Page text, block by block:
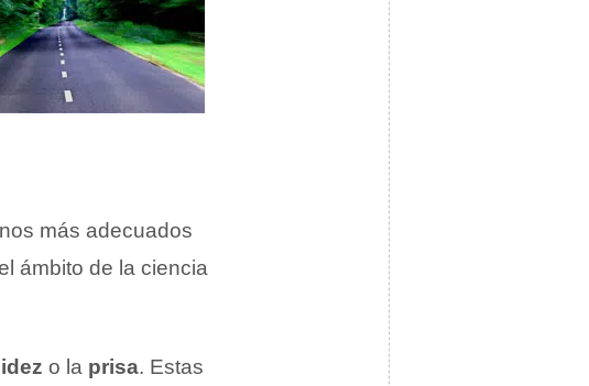
más adecuados
ámbito de la ciencia
o la prisa. Estas